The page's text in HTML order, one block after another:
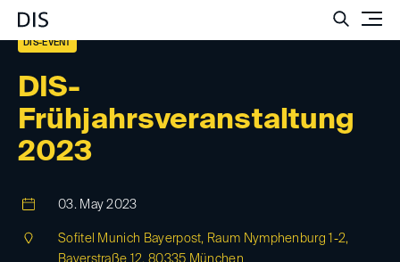
DIS-
Frühjahrsveranstaltung
2023
DIS-EVENT
03. May 2023
Sofitel Munich Bayerpost, Raum Nymphenburg 1-2,
Bayerstraße 12, 80335 München